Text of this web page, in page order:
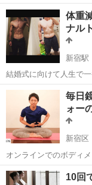
スキマ時間でDVD学習
こそ技術を身に付け自立・
容】 ベッドメイキング
東京 新宿区 そ
体重
ナル
新宿駅
結婚式に向けて人生で
体を作りたい方！そんな方々へ 初めまして。フリー
の松岡です！ 現在、月
おります。 今回新
東京 新宿区 新
毎日
ォー
新宿区
オンラインでのボディ
アラフォー女性の96％
です。 話を聞いてみるとこんな人が多い。 ・何をしてもリバウンドを
東京 新宿区 そ
10回